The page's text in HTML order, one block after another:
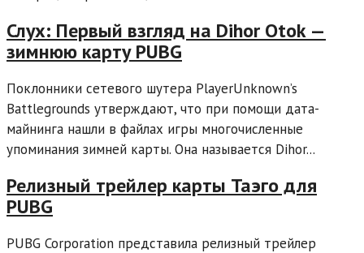
Слух: Первый взгляд на Dihor Otok —
зимнюю карту PUBG
Поклонники сетевого шутера PlayerUnknown’s
Battlegrounds утверждают, что при помощи дата-
майнинга нашли в файлах игры многочисленные
упоминания зимней карты. Она называется Dihor...
Релизный трейлер карты Таэго для
PUBG
PUBG Corporation представила релизный трейлер